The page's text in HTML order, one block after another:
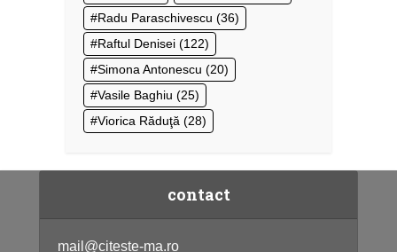
Radu Paraschivescu (36)
Raftul Denisei (122)
Simona Antonescu (20)
Vasile Baghiu (25)
Viorica Răduţă (28)
contact
mail@citeste-ma.ro